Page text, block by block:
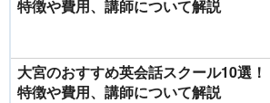
特徴や費用、講師について解説
大宮のおすすめ英会話スクール10選！
特徴や費用、講師について解説